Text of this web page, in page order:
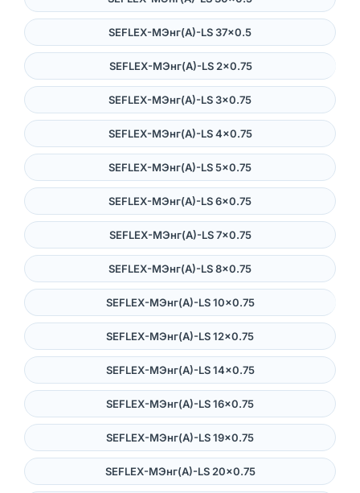
SEFLEX-MЭнг(А)-LS 37×0.5
SEFLEX-MЭнг(А)-LS 2×0.75
SEFLEX-MЭнг(А)-LS 3×0.75
SEFLEX-MЭнг(А)-LS 4×0.75
SEFLEX-MЭнг(А)-LS 5×0.75
SEFLEX-MЭнг(А)-LS 6×0.75
SEFLEX-MЭнг(А)-LS 7×0.75
SEFLEX-MЭнг(А)-LS 8×0.75
SEFLEX-MЭнг(А)-LS 10×0.75
SEFLEX-MЭнг(А)-LS 12×0.75
SEFLEX-MЭнг(А)-LS 14×0.75
SEFLEX-MЭнг(А)-LS 16×0.75
SEFLEX-MЭнг(А)-LS 19×0.75
SEFLEX-MЭнг(А)-LS 20×0.75